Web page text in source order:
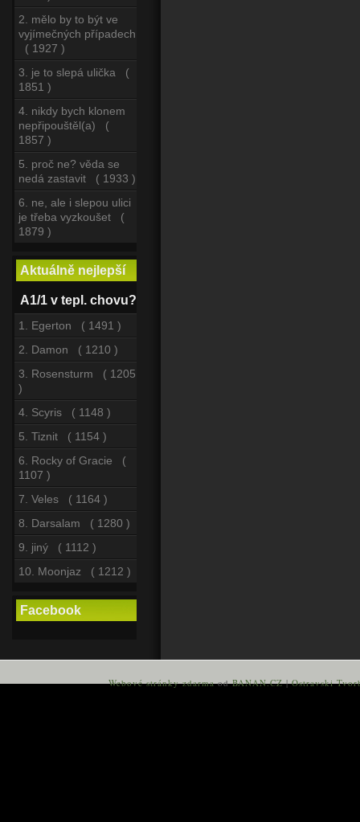
2. mělo by to být ve
vyjímečných případech
( 1927 )
3. je to slepá ulička (
1851 )
4. nikdy bych klonem
nepřipouštěl(a) (
1857 )
5. proč ne? věda se
nedá zastavit ( 1933 )
6. ne, ale i slepou ulici
je třeba vyzkoušet (
1879 )
Aktuálně nejlepší
A1/1 v tepl. chovu?
1. Egerton ( 1491 )
2. Damon ( 1210 )
3. Rosensturm ( 1205
)
4. Scyris ( 1148 )
5. Tiznit ( 1154 )
6. Rocky of Gracie (
1107 )
7. Veles ( 1164 )
8. Darsalam ( 1280 )
9. jiný ( 1112 )
10. Moonjaz ( 1212 )
Facebook
Webové stránky zdarmaodBANAN.CZ|Ostravski